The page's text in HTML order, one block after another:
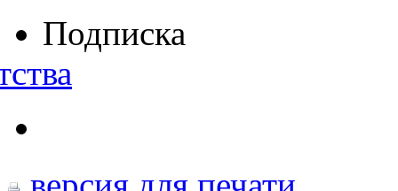
Подписка